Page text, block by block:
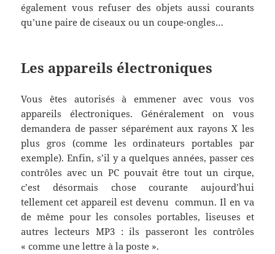
également vous refuser des objets aussi courants
qu’une paire de ciseaux ou un coupe-ongles…
Les appareils électroniques
Vous êtes autorisés à emmener avec vous vos
appareils électroniques. Généralement on vous
demandera de passer séparément aux rayons X les
plus gros (comme les ordinateurs portables par
exemple). Enfin, s’il y a quelques années, passer ces
contrôles avec un PC pouvait être tout un cirque,
c’est désormais chose courante aujourd’hui
tellement cet appareil est devenu commun. Il en va
de même pour les consoles portables, liseuses et
autres lecteurs MP3 : ils passeront les contrôles
« comme une lettre à la poste ».